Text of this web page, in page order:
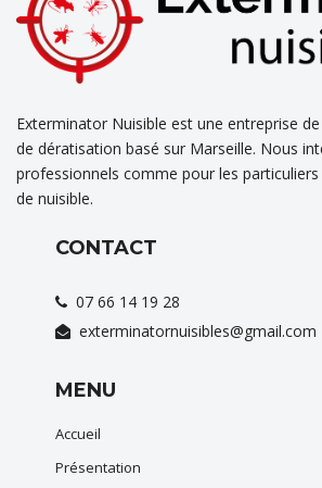
Exterminator Nuisible est une entreprise
de dératisation basé sur Marseille. Nous
professionnels comme pour les
de nuisible.
CONTACT
07 66 14 19 28
exterminatornuisibles@gmail.com
MENU
Accueil
Présentation